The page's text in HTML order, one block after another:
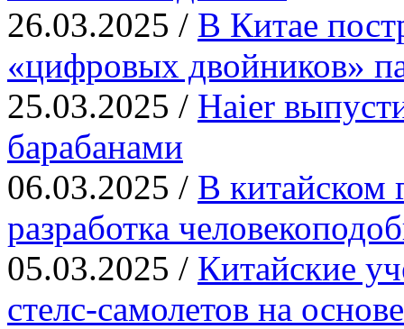
26.03.2025 / В Китае
«цифровых двойников»
25.03.2025 / Haier
барабанами
06.03.2025 / В китайском
разработка
05.03.2025 / Китайские
стелс-самолетов на